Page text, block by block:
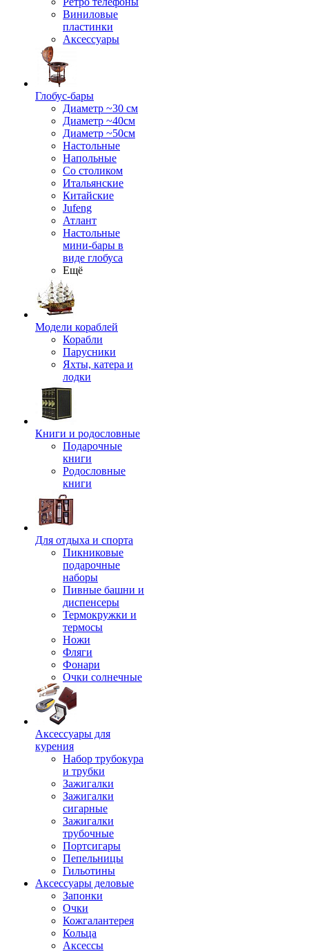
Виниловые
пластинки
Аксессуары
Глобус-бары
Диаметр ~30 см
Диаметр ~40см
Диаметр ~50см
Настольные
Напольные
Со столиком
Итальянские
Китайские
Jufeng
Атлант
Настольные
мини-бары в
виде глобуса
Ещё
Модели кораблей
Корабли
Парусники
Яхты, катера и
лодки
Книги и родословные
Подарочные
книги
Родословные
книги
Для отдыха и спорта
Пикниковые
подарочные
наборы
Пивные башни и
диспенсеры
Термокружки и
термосы
Ножи
Фляги
Фонари
Очки солнечные
Аксессуары для
курения
Набор трубокура
и трубки
Зажигалки
Зажигалки
сигарные
Зажигалки
трубочные
Портсигары
Пепельницы
Гильотины
Аксессуары деловые
Запонки
Очки
Кожгалантерея
Кольца
Аксессы